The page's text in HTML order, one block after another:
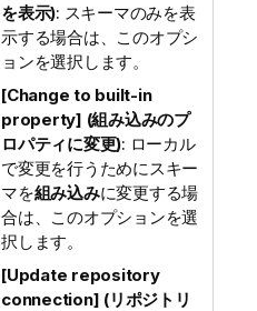
を表示): スキーマのみを表
示する場合は、このオプシ
ョンを選択します。
[Change to built-in
property] (組み込みのプ
ロパティに変更): ローカル
で変更を行うためにスキー
マを組み込みに変更する場
合は、このオプションを選
択します。
[Update repository
connection] (リポジトリ